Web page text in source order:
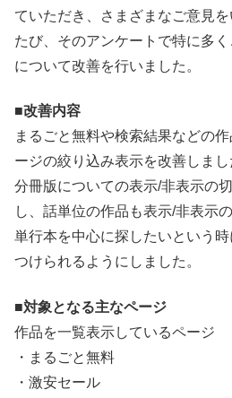
ていただき、さまざまなご意見
たび、そのアンケートで特に多
について改善を行いました。
■改善内容
まるごと無料や検索結果などの
ージの絞り込み表示を改善しまし
分冊版についての表示/非表示の
し、話単位の作品も表示/非表示
単行本を中心に探したいという
つけられるようにしました。
■対象となる主なページ
作品を一覧表示しているページ
・まるごと無料
・激安セール